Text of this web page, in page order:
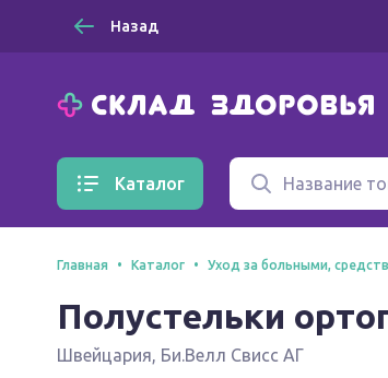
Назад
Каталог
Главная Каталог Уход за больными,
Полустельки
Швейцария, Би.Велл Свисс АГ